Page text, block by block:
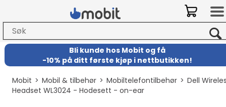
Bli kunde hos Mobit og få
-10% på ditt første kjøp i nettbutikken!
Mobit>Mobil & tilbehør>Mobiltelefontilbehør>Dell
Headset WL3024 - Hodesett - on-ear